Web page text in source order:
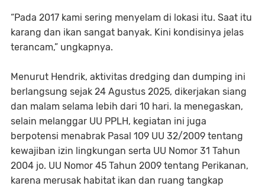
“Pada 2017 kami sering menyelam di lokasi itu. Saat itu
karang dan ikan sangat banyak. Kini kondisinya jelas
terancam,” ungkapnya.
Menurut Hendrik, aktivitas dredging dan dumping ini
berlangsung sejak 24 Agustus 2025, dikerjakan siang
dan malam selama lebih dari 10 hari. Ia menegaskan,
selain melanggar UU PPLH, kegiatan ini juga
berpotensi menabrak Pasal 109 UU 32/2009 tentang
kewajiban izin lingkungan serta UU Nomor 31 Tahun
2004 jo. UU Nomor 45 Tahun 2009 tentang Perikanan,
karena merusak habitat ikan dan ruang tangkap